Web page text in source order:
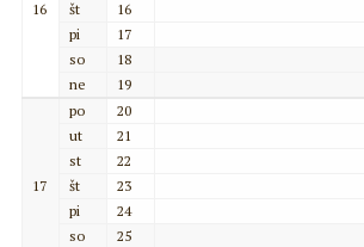
16
št
16
pi
17
so
18
ne
19
17
po
20
ut
21
st
22
št
23
pi
24
so
25